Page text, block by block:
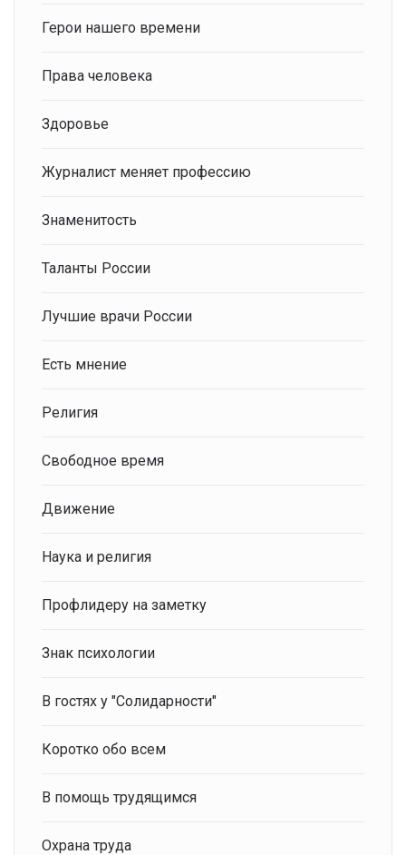
Герои нашего времени
Права человека
Здоровье
Журналист меняет профессию
Знаменитость
Таланты России
Лучшие врачи России
Есть мнение
Религия
Свободное время
Движение
Наука и религия
Профлидеру на заметку
Знак психологии
В гостях у "Солидарности"
Коротко обо всем
В помощь трудящимся
Охрана труда